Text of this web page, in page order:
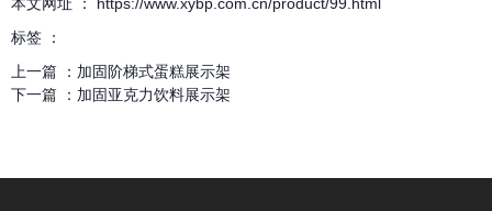
标签 ：
上一篇 ： 加固阶梯式蛋糕展示架
下一篇 ： 加固亚克力饮料展示架